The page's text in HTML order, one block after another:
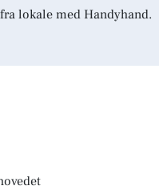
lokale med Handyhand.